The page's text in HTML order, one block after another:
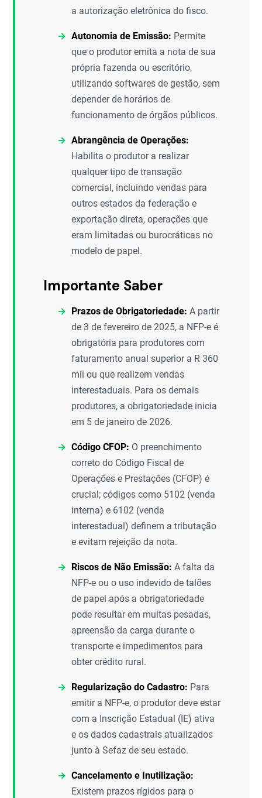
a autorização eletrônica do fisco.
Autonomia de Emissão: Permite
que o produtor emita a nota de sua
própria fazenda ou escritório,
utilizando softwares de gestão, sem
depender de horários de
funcionamento de órgãos públicos.
Abrangência de Operações:
Habilita o produtor a realizar
qualquer tipo de transação
comercial, incluindo vendas para
outros estados da federação e
exportação direta, operações que
eram limitadas ou burocráticas no
modelo de papel.
Importante Saber
Prazos de Obrigatoriedade: A partir
de 3 de fevereiro de 2025, a NFP-e é
obrigatória para produtores com
faturamento anual superior a R 360
mil ou que realizem vendas
interestaduais. Para os demais
produtores, a obrigatoriedade inicia
em 5 de janeiro de 2026.
Código CFOP: O preenchimento
correto do Código Fiscal de
Operações e Prestações (CFOP) é
crucial; códigos como 5102 (venda
interna) e 6102 (venda
interestadual) definem a tributação
e evitam rejeição da nota.
Riscos de Não Emissão: A falta da
NFP-e ou o uso indevido de talões
de papel após a obrigatoriedade
pode resultar em multas pesadas,
apreensão da carga durante o
transporte e impedimentos para
obter crédito rural.
Regularização do Cadastro: Para
emitir a NFP-e, o produtor deve estar
com a Inscrição Estadual (IE) ativa
e os dados cadastrais atualizados
junto à Sefaz de seu estado.
Cancelamento e Inutilização:
Existem prazos rígidos para o